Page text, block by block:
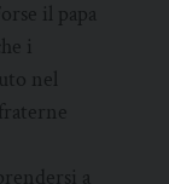
il papa
i
nel
a